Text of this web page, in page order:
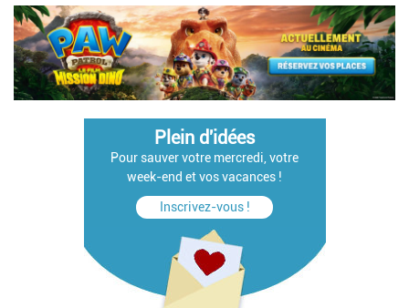
Plein d'idées
Pour sauver votre mercredi, votre
week-end et vos vacances !
Inscrivez-vous !